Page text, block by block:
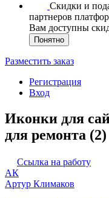
Скидки и
партнеров
Вам доступны
Понятно
Разместить заказ
Регистрация
Вход
Иконки для
для ремонта (2)
Ссылка на работу
АК
Артур Климаков